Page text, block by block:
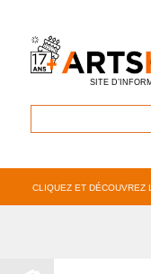
SITE
CLIQUEZ ET DÉCOUVREZ